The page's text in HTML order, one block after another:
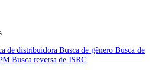
de distribuidora Busca de gênero Busca de
Busca reversa de ISRC